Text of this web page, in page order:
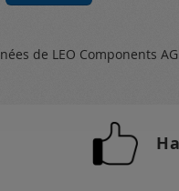
de LEO Components AG